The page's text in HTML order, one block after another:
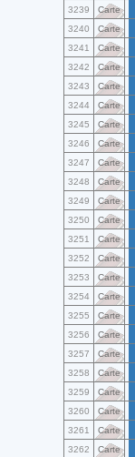
3239 Carte
3240 Carte
3241 Carte
3242 Carte
3243 Carte
3244 Carte
3245 Carte
3246 Carte
3247 Carte
3248 Carte
3249 Carte
3250 Carte
3251 Carte
3252 Carte
3253 Carte
3254 Carte
3255 Carte
3256 Carte
3257 Carte
3258 Carte
3259 Carte
3260 Carte
3261 Carte
3262 Carte